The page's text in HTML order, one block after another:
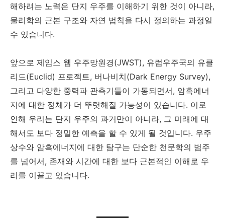
해하려는 노력은 단지 우주를 이해하기 위한 것이 아니라,
물리학의 근본 구조와 자연 법칙을 다시 정의하는 과정일
수 있습니다.
앞으로 제임스 웹 우주망원경(JWST), 유럽우주국의 유클
리드(Euclid) 프로젝트, 버나비치(Dark Energy Survey),
그리고 다양한 중력파 관측기들이 가동되면서, 암흑에너
지에 대한 정체가 더 뚜렷해질 가능성이 있습니다. 이로
인해 우리는 단지 우주의 과거만이 아니라, 그 미래에 대
해서도 보다 정밀한 예측을 할 수 있게 될 것입니다. 우주
상수와 암흑에너지에 대한 탐구는 단순한 천문학의 범주
를 넘어서, 존재와 시간에 대한 보다 근본적인 이해로 우
리를 이끌고 있습니다.